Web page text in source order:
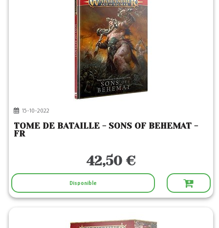
15-10-2022
TOME DE BATAILLE - SONS OF BEHEMAT -
FR
42,50 €
Disponible